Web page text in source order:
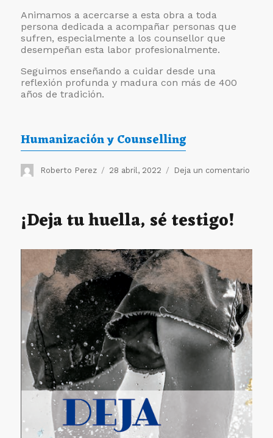
Animamos a acercarse a esta obra a toda
persona dedicada a acompañar personas que
sufren, especialmente a los counsellor que
desempeñan esta labor profesionalmente.
Seguimos enseñando a cuidar desde una
reflexión profunda y madura con más de 400
años de tradición.
Humanización y Counselling
Autor
Roberto Perez
Publicado
28 abril, 2022 Deja un comentario
¡Deja tu huella, sé testigo!